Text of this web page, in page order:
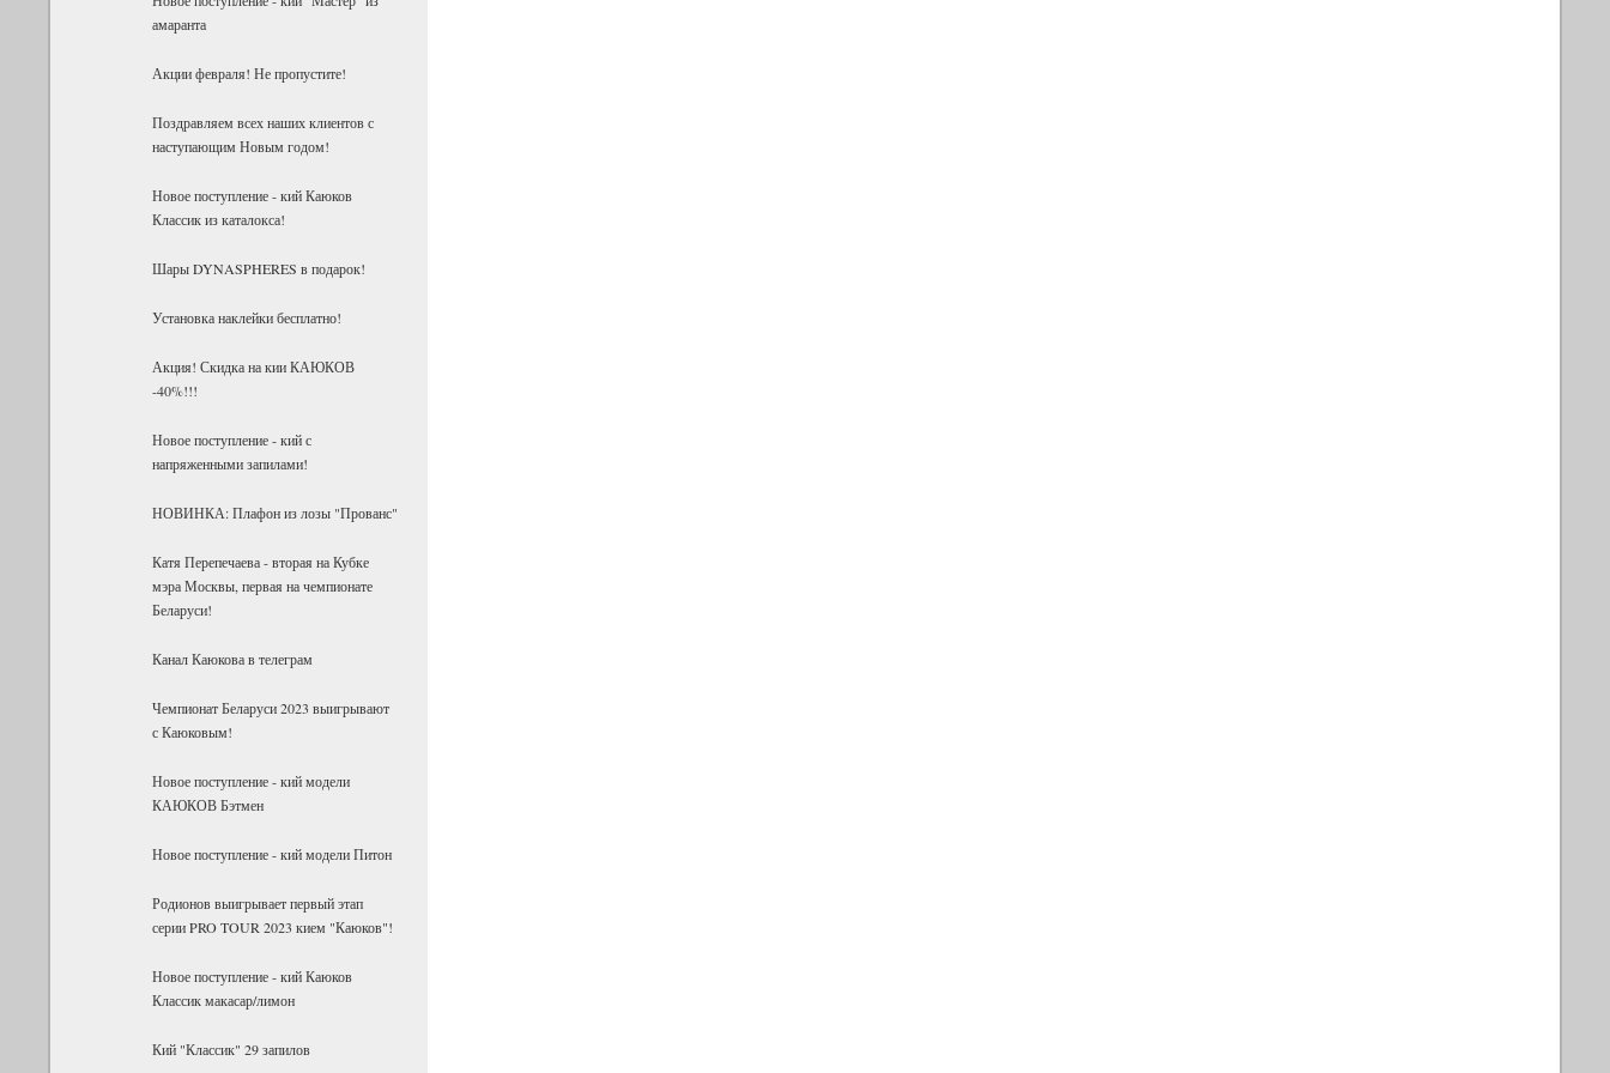
амаранта
Акции февраля! Не пропустите!
Поздравляем всех наших клиентов с
наступающим Новым годом!
Новое поступление - кий Каюков
Классик из каталокса!
Шары DYNASPHERES в подарок!
Установка наклейки бесплатно!
Акция! Скидка на кии КАЮКОВ
-40%!!!
Новое поступление - кий с
напряженными запилами!
НОВИНКА: Плафон из лозы "Прованс"
Катя Перепечаева - вторая на Кубке
мэра Москвы, первая на чемпионате
Беларуси!
Канал Каюкова в телеграм
Чемпионат Беларуси 2023 выигрывают
с Каюковым!
Новое поступление - кий модели
КАЮКОВ Бэтмен
Новое поступление - кий модели Питон
Родионов выигрывает первый этап
серии PRO TOUR 2023 кием "Каюков"!
Новое поступление - кий Каюков
Классик макасар/лимон
Кий "Классик" 29 запилов